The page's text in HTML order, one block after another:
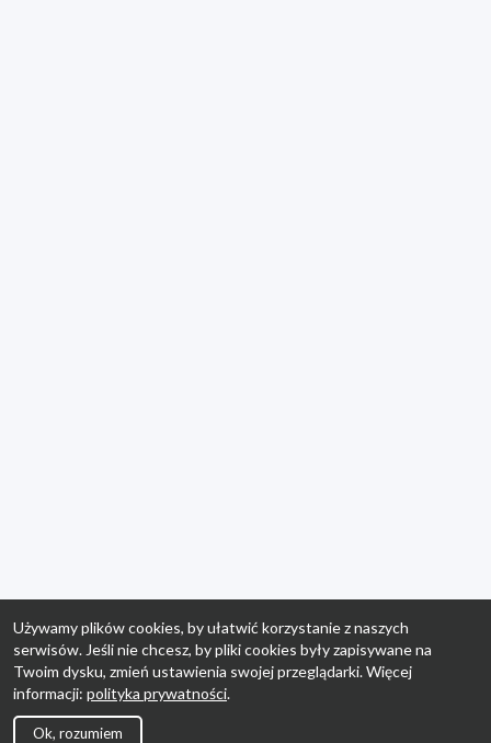
Używamy plików cookies, by ułatwić korzystanie z naszych
serwisów. Jeśli nie chcesz, by pliki cookies były zapisywane na
Twoim dysku, zmień ustawienia swojej przeglądarki. Więcej
informacji: polityka prywatności.
Ok, rozumiem